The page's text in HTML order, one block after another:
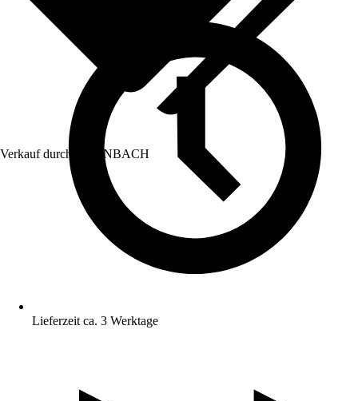
Verkauf durch: HORNBACH
Lieferzeit ca. 3 Werktage